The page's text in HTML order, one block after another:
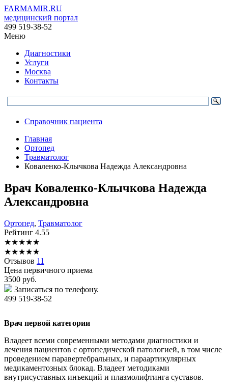
FARMAMIR.RU
медицинский портал
499 519-38-52
Меню
Диагностики
Услуги
Москва
Контакты
Справочник пациента
Главная
Ортопед
Травматолог
Коваленко-Клычкова Надежда Александровна
Врач Коваленко-Клычкова Надежда
Александровна
Ортопед, Травматолог
Рейтинг 4.55
★★★★★
★★★★★
Отзывов 11
Цена первичного приема
3500 руб.
Записаться по телефону.
499 519-38-52
Врач первой категории
Владеет всеми современными методами диагностики и
лечения пациентов с ортопедической патологией, в том числе
проведением паравертебральных, и параартикулярных
медикаментозных блокад. Владеет методиками
внутрисуставных инъекций и плазмолифтинга суставов.